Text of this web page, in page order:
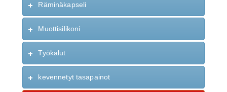
Räminäkapseli
Muottisilikoni
Työkalut
kevennetyt tasapainot